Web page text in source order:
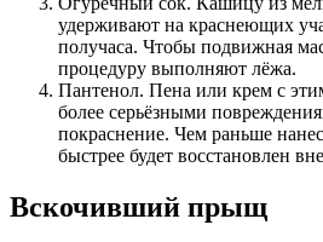
удерживают на краснеющих
получаса. Чтобы подвижная
процедуру выполняют лёжа.
Пантенол. Пена или крем с
более серьёзными
покраснение. Чем раньше
быстрее будет восстановлен
Вскочивший прыщ